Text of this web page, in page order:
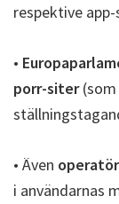
respektive
•
porr-siter(som
• Även
i användarnas